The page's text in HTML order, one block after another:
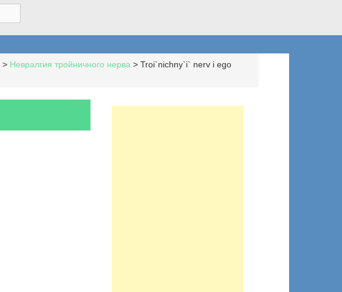
> Невралгия тройничного нерва > Troi`nichny`i` nerv i ego